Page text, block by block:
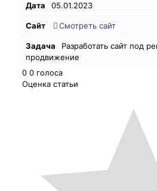
Дата 05.01.2023
Сайт Смотреть сайт
Задача
Разработать сайт под
продвижение
0 0 голоса
Оценка статьи